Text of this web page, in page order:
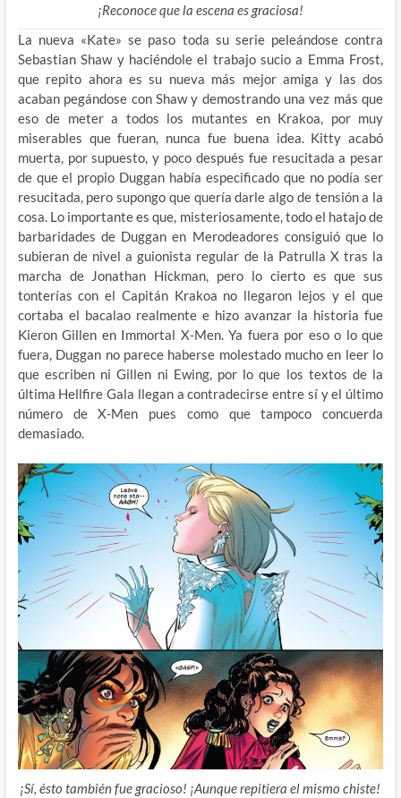
¡Reconoce que la escena es graciosa!
La nueva «Kate» se paso toda su serie peleándose contra
Sebastian Shaw y haciéndole el trabajo sucio a Emma Frost,
que repito ahora es su nueva más mejor amiga y las dos
acaban pegándose con Shaw y demostrando una vez más que
eso de meter a todos los mutantes en Krakoa, por muy
miserables que fueran, nunca fue buena idea. Kitty acabó
muerta, por supuesto, y poco después fue resucitada a pesar
de que el propio Duggan había especificado que no podía ser
resucitada, pero supongo que quería darle algo de tensión a la
cosa. Lo importante es que, misteriosamente, todo el hatajo de
barbaridades de Duggan en Merodeadores consiguió que lo
subieran de nivel a guionista regular de la Patrulla X tras la
marcha de Jonathan Hickman, pero lo cierto es que sus
tonterías con el Capitán Krakoa no llegaron lejos y el que
cortaba el bacalao realmente e hizo avanzar la historia fue
Kieron Gillen en Immortal X-Men. Ya fuera por eso o lo que
fuera, Duggan no parece haberse molestado mucho en leer lo
que escriben ni Gillen ni Ewing, por lo que los textos de la
última Hellfire Gala llegan a contradecirse entre sí y el último
número de X-Men pues como que tampoco concuerda
demasiado.
¡Sí, ésto también fue gracioso! ¡Aunque repitiera el mismo chiste!